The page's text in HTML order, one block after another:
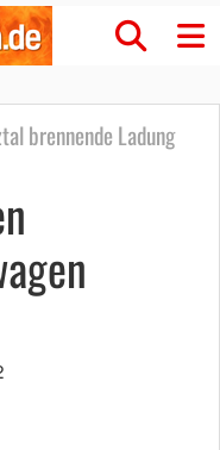
brennende Ladung